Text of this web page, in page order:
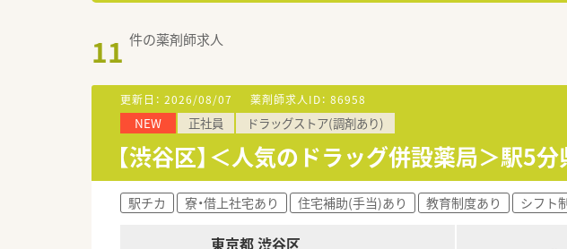
11 件の薬剤師求人
更新日： 2026/08/07 薬剤師求人ID： 86958
NEW 正社員 ドラッグストア(調剤あり)
【渋谷区】＜人気のドラッグ併設薬局＞駅5
駅チカ 寮・借上社宅あり 住宅補助(手当)あり 教育制度あり シフト
東京都 渋谷区